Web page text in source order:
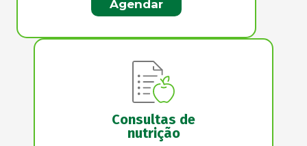
Agendar
Consultas de
nutrição